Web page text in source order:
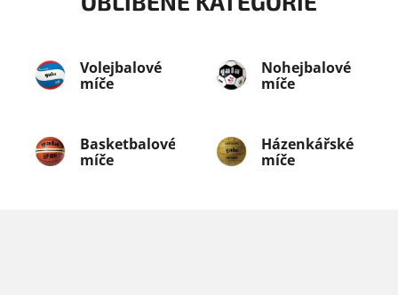
Volejbalové
míče
Nohejbalové
míče
Basketbalové
míče
Házenkářské
míče